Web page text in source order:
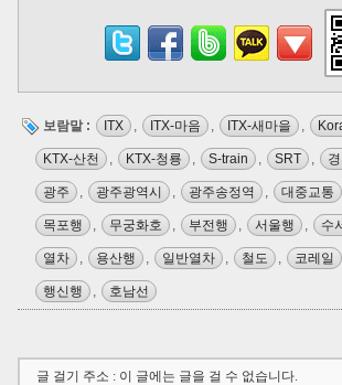
보람말 : ITX , ITX-마음 , ITX-새마을 ,
KTX-산천 , KTX-청룡 , S-train , SRT ,
광주 , 광주광역시 , 광주송정역 , 대중교통
목포행 , 무궁화호 , 부전행 , 서울행 , 수
열차 , 용산행 , 일반열차 , 철도 , 코레일
행신행 , 호남선
글 걸기 주소 : 이 글에는 글을 걸 수 없습니다.